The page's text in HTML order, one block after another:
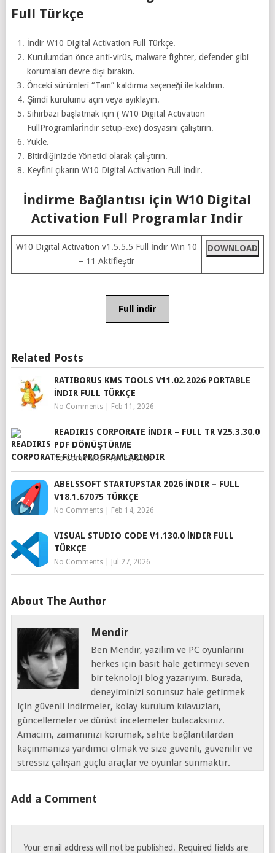
Full Türkçe
İndir W10 Digital Activation Full Türkçe.
Kurulumdan önce anti-virüs, malware fighter, defender gibi
korumaları devre dışı bırakın.
Önceki sürümleri “Tam” kaldırma seçeneği ile kaldırın.
Şimdi kurulumu açın veya ayıklayın.
Sihirbazı başlatmak için ( W10 Digital Activation
FullProgramlarİndir setup-exe) dosyasını çalıştırın.
Yükle.
Bitirdiğinizde Yönetici olarak çalıştırın.
Keyfini çıkarın W10 Digital Activation Full İndir.
İndirme Bağlantısı için W10 Digital
Activation Full Programlar Indir
W10 Digital Activation v1.5.5.5 Full İndir Win 10
– 11 Aktifleştir
DOWNLOAD
Full indir
Related Posts
RATIBORUS KMS TOOLS V11.02.2026 PORTABLE
İNDIR FULL TÜRKÇE
No Comments| Feb 11, 2026
READIRIS CORPORATE İNDIR – FULL TR V25.3.30.0
PDF DÖNÜŞTÜRME
No Comments|Jan 23, 2026
ABELSSOFT STARTUPSTAR 2026 İNDIR – FULL
V18.1.67075 TÜRKÇE
No Comments| Feb 14, 2026
VISUAL STUDIO CODE V1.130.0 İNDIR FULL
TÜRKÇE
No Comments| Jul 27, 2026
About The Author
Mendir
Ben Mendir, yazılım ve PC oyunlarını
herkes için basit hale getirmeyi seven
bir teknoloji blog yazarıyım. Burada,
deneyiminizi sorunsuz hale getirmek
için güvenli indirmeler, kolay kurulum kılavuzları,
güncellemeler ve dürüst incelemeler bulacaksınız.
Amacım, zamanınızı korumak, sahte bağlantılardan
kaçınmanıza yardımcı olmak ve size güvenli, güvenilir ve
stressiz çalışan güçlü araçlar ve oyunlar sunmaktır.
Add a Comment
Your email address will not be published. Required fields are